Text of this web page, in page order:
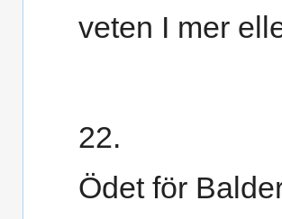
veten I mer
22.
Ödet för